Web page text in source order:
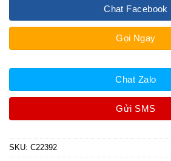
Chat Facebook
Gọi Ngay
Chat Zalo
Gửi SMS
SKU: C22392